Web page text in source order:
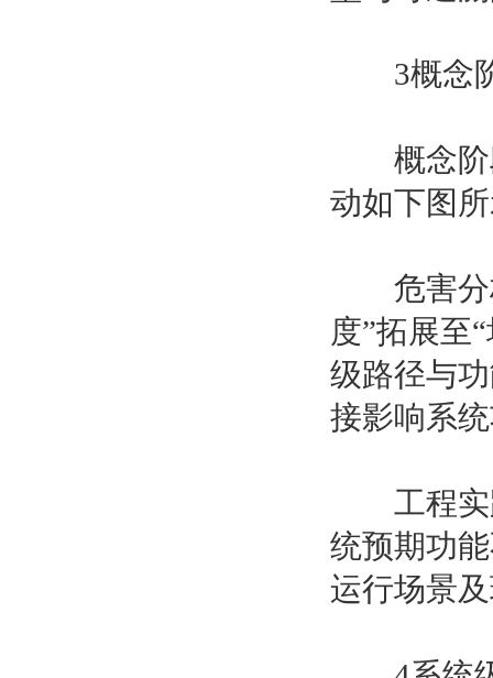
3概念阶
概念阶段
动如下图
危害分析
度”拓展至
级路径与
接影响系
工程实践
统预期功
运行场景